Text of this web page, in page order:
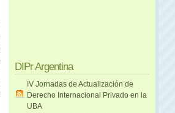
DIPr Argentina
IV Jornadas de Actualización de
Derecho Internacional Privado en la
UBA